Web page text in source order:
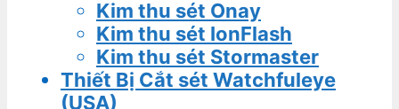
Kim thu sét Onay
Kim thu sét IonFlash
Kim thu sét Stormaster
Thiết Bị Cắt sét Watchfuleye
(USA)